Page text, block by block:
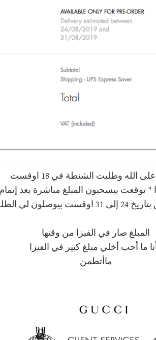
الله وطلبت الشنطة في 18 اوقست
" توقعت بيسحبون المبلغ مباشرة بعد
بيوصلون لي الطلب
المبلغ صار في الفيزا من وقتها
ما أحب أخلي مبلغ كبير في الفيزا
ماأتطمن